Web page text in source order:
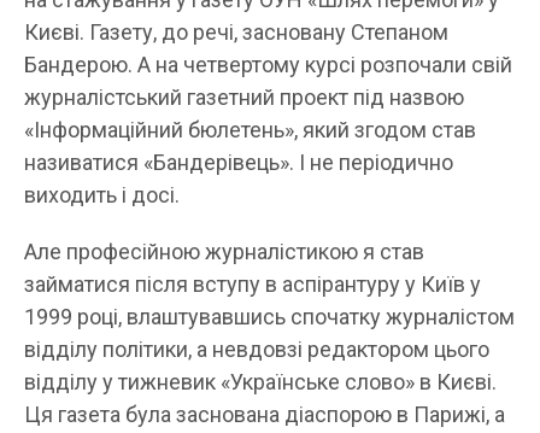
Києві. Газету, до речі, засновану Степаном
Бандерою. А на четвертому курсі розпочали свій
журналістський газетний проект під назвою
«Інформаційний бюлетень», який згодом став
називатися «Бандерівець». І не періодично
виходить і досі.
Але професійною журналістикою я став
займатися після вступу в аспірантуру у Київ у
1999 році, влаштувавшись спочатку журналістом
відділу політики, а невдовзі редактором цього
відділу у тижневик «Українське слово» в Києві.
Ця газета була заснована діаспорою в Парижі, а